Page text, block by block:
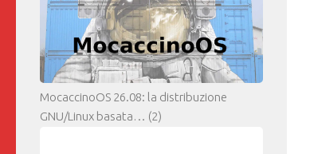
MocaccinoOS 26.08: la distribuzione
GNU/Linux basata… (2)